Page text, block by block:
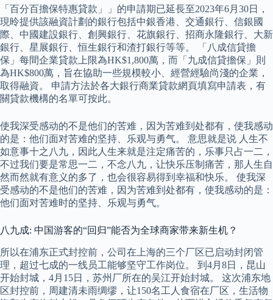
「百分百擔保特惠貸款」」的申請期已延長至2023年6月30日，
現昤提供該融資計劃的銀行包括中銀香港、交通銀行、信銀國
際、中國建設銀行、創興銀行、花旗銀行、招商永隆銀行、大新
銀行、星展銀行、恒生銀行和渣打銀行等等。 「八成信貸擔
保」每間企業貸款上限為HK$1,800萬，而「九成信貸擔保」則
為HK$800萬，旨在協助一些規模較小、經營經驗尚淺的企業，
取得融資。 申請方法於各大銀行商業貸款網頁填寫申請表，有
關貸款機構的名單可按此。
使我深受感动的不是他们的苦难，因为苦难到处都有，使我感动
的是：他们面对苦难的坚持、乐观与勇气。 意思就是说 人生不
如意事十之八九，因此人生来就是注定痛苦的，乐事只占一二，
不过我们要是常思一二，不念八九，让快乐压制痛苦，那人生自
然而然就有意义的多了，也会很容易得到幸福和快乐。 使我深
受感动的不是他们的苦难，因为苦难到处都有，使我感动的是：
他们面对苦难时的坚持、乐观与勇气。
八九成: 中国游客的“回归”能否为全球商家带来新生机？
所以在浦东正式封控前，公司在上海的三个厂区已启动封闭管
理，超过七成的一线员工能够坚守工作岗位。 到4月8日，昆山
开始封城，4月15日，苏州厂所在的吴江开始封城。 这次浦东地
区封控前，周建清未雨绸缪，让150名工人食宿在厂区，生活物